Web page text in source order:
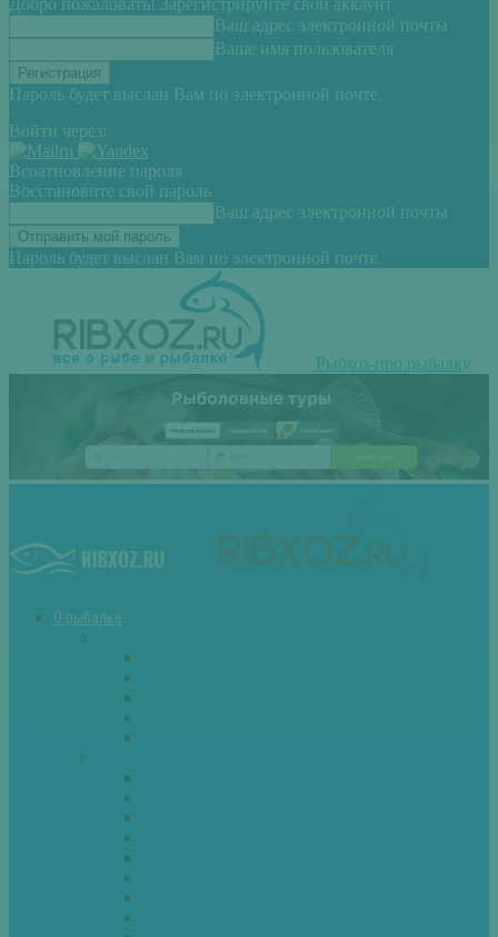
Добро пожаловать! Зарегистрируйте свой аккаунт
Ваш адрес электронной почты
Ваше имя пользователя
Пароль будет выслан Вам по электронной почте.
Войти через:
Всоатновление пароля
Восстановите свой пароль
Ваш адрес электронной почты
Пароль будет выслан Вам по электронной почте.
Рыбхоз-про рыбалку
О рыбалке